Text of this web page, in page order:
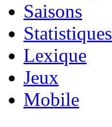
Saisons
Statistiques
Lexique
Jeux
Mobile